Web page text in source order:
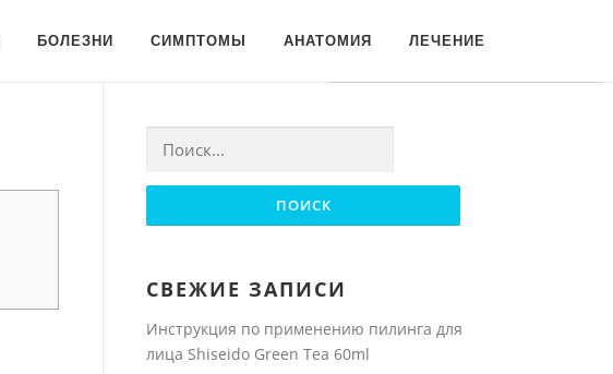
БОЛЕЗНИ СИМПТОМЫ АНАТОМИЯ ЛЕЧЕНИЕ
Найти:
СВЕЖИЕ ЗАПИСИ
Инструкция по применению пилинга для
лица Shiseido Green Tea 60ml
Для любых предложений по